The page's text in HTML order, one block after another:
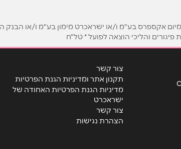
שליחה
אקספרס בע"מ ו/או ישראכרט מימון בע"מ ו/או הבנק
פיגורים והליכי הוצאה לפועל * טל"ח
צור קשר
תקנון אתר ומדיניות הגנת הפרטיות
מדיניות הגנת הפרטיות האחודה של
ישראכרט
צור קשר
הצהרת נגישות